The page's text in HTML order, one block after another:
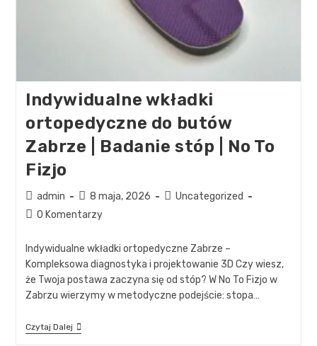
Indywidualne wkładki
ortopedyczne do butów
Zabrze | Badanie stóp | No To
Fizjo
admin 8 maja, 2026
Uncategorized
0 Komentarzy
Indywidualne wkładki ortopedyczne Zabrze –
Kompleksowa diagnostyka i projektowanie 3D Czy wiesz,
że Twoja postawa zaczyna się od stóp? W No To Fizjo w
Zabrzu wierzymy w metodyczne podejście: stopa…
Czytaj Dalej